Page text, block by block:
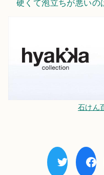
硬くて泡立ちが悪いの
石けん